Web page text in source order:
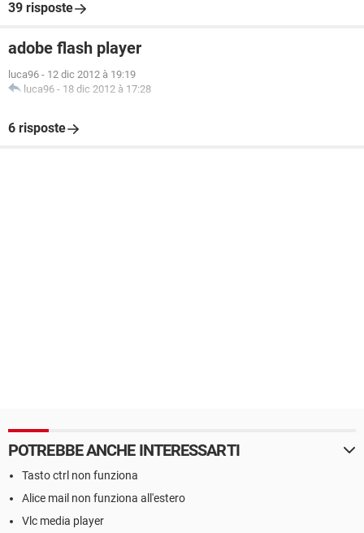
39 risposte
adobe flash player
luca96 - 12 dic 2012 à 19:19
luca96 - 18 dic 2012 à 17:28
6 risposte
POTREBBE ANCHE INTERESSARTI
Tasto ctrl non funziona
Alice mail non funziona all'estero
Vlc media player